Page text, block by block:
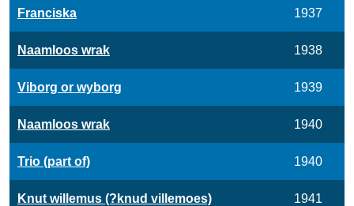
Franciska 1937
Naamloos wrak 1938
Viborg or wyborg 1939
Naamloos wrak 1940
Trio (part of) 1940
Knut willemus (?knud villemoes) 1941